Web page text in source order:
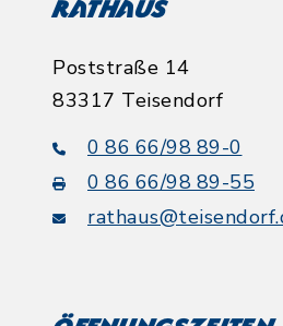
Rathaus
Poststraße 14
83317 Teisendorf
0 86 66/98 89-0
0 86 66/98 89-55